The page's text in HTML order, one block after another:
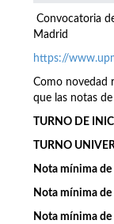
Convocatoria
Madrid
https://
Como novedad
que las notas
TURNO DE
TURNO
Nota mínima
Nota mínima
Nota mínima